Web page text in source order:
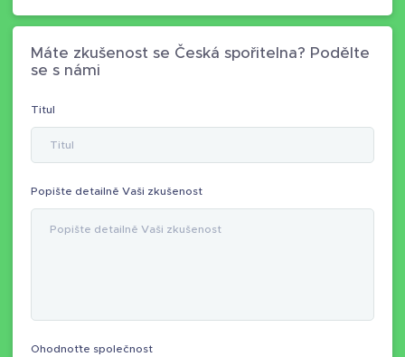
Máte zkušenost se Česká spořitelna? Podělte
se s námi
Titul
Popište detailně Vaši zkušenost
Ohodnoťte společnost